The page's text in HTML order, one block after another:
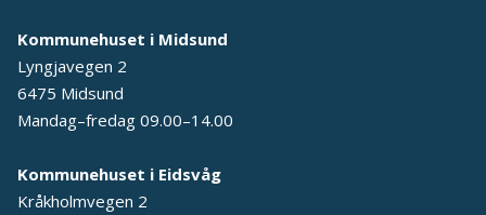
Kommunehuset i Midsund
Lyngjavegen 2
6475 Midsund
Mandag–fredag 09.00–14.00
Kommunehuset i Eidsvåg
Kråkholmvegen 2